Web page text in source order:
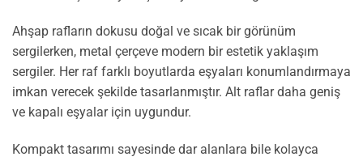
Ahşap rafların dokusu doğal ve sıcak bir görünüm
sergilerken, metal çerçeve modern bir estetik yaklaşım
sergiler. Her raf farklı boyutlarda eşyaları konumlandırmaya
imkan verecek şekilde tasarlanmıştır. Alt raflar daha geniş
ve kapalı eşyalar için uygundur.
Kompakt tasarımı sayesinde dar alanlara bile kolayca